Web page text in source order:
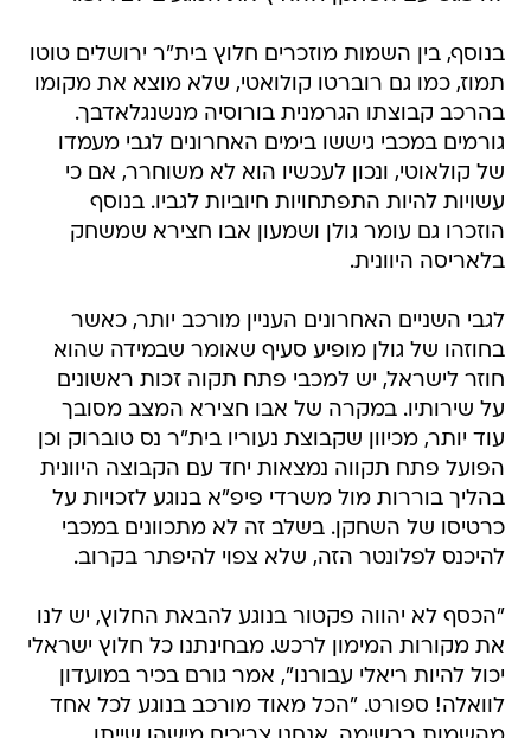
בנוסף, בין השמות מוזכרים חלוץ בית"ר ירושלים טוטו
תמוז, כמו גם רוברטו קולואטי, שלא מוצא את מקומו
בהרכב קבוצתו הגרמנית בורוסיה מנשנגלאדבך.
גורמים במכבי גיששו בימים האחרונים לגבי מעמדו
של קולאוטי, ונכון לעכשיו הוא לא משוחרר, אם כי
עשויות להיות התפתחויות חיוביות לגביו. בנוסף
הוזכרו גם עומר גולן ושמעון אבו חצירא שמשחק
בלאריסה היוונית.
לגבי השניים האחרונים העניין מורכב יותר, כאשר
בחוזהו של גולן מופיע סעיף שאומר שבמידה שהוא
חוזר לישראל, יש למכבי פתח תקוה זכות ראשונים
על שירותיו. במקרה של אבו חצירא המצב מסובך
עוד יותר, מכיוון שקבוצת נעוריו בית"ר נס טוברוק וכן
הפועל פתח תקווה נמצאות יחד עם הקבוצה היוונית
בהליך בוררות מול משרדי פיפ"א בנוגע לזכויות על
כרטיסו של השחקן. בשלב זה לא מתכוונים במכבי
להיכנס לפלונטר הזה, שלא צפוי להיפתר בקרוב.
"הכסף לא יהווה פקטור בנוגע להבאת החלוץ, יש לנו
את מקורות המימון לרכש. מבחינתנו כל חלוץ ישראלי
יכול להיות ריאלי עבורנו", אמר גורם בכיר במועדון
לוואלה! ספורט. "הכל מאוד מורכב בנוגע לכל אחד